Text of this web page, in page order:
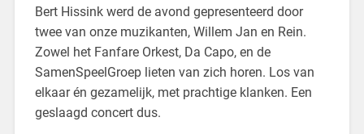
Bert Hissink werd de avond gepresenteerd door
twee van onze muzikanten, Willem Jan en Rein.
Zowel het Fanfare Orkest, Da Capo, en de
SamenSpeelGroep lieten van zich horen. Los van
elkaar én gezamelijk, met prachtige klanken. Een
geslaagd concert dus.